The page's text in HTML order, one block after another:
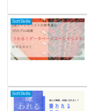
SoftSkills
SoftSkills